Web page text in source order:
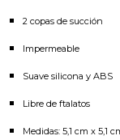
2 copas de succión
Impermeable
Suave silicona y ABS
Libre de ftalatos
Medidas: 5,1 cm x 5,1